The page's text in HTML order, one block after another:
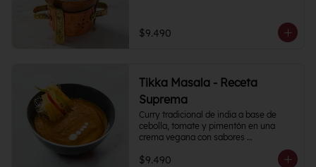
favorita.
$9.490
Tikka Masala - Receta
Suprema
Curry tradicional de india a base de
cebolla, tomate y pimentón en una
crema vegana con sabores
semipicantes e intensos. Contiene más
de 12 especias.
$9.490